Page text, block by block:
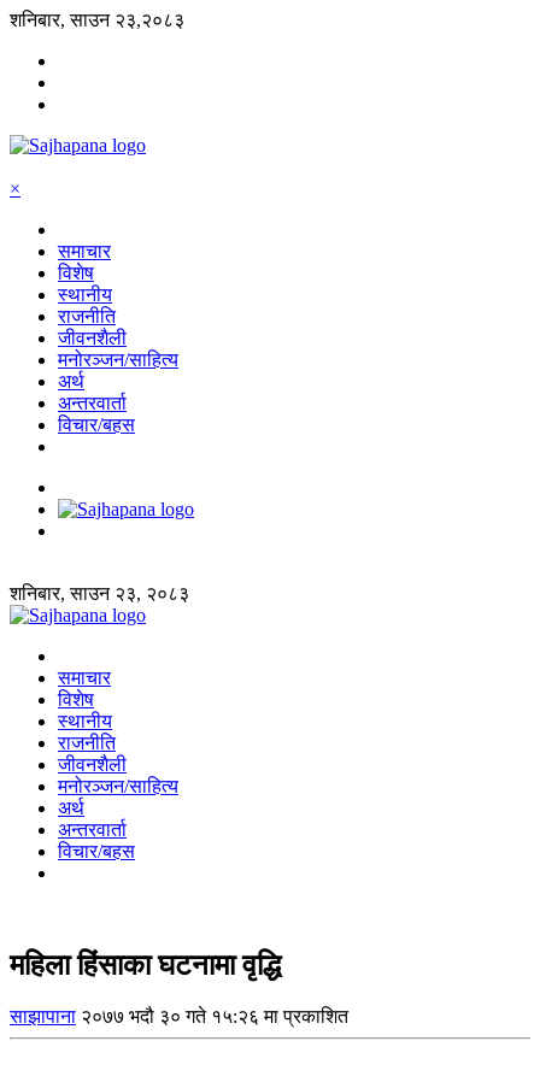
शनिबार, साउन २३,२०८३
×
समाचार
विशेष
स्थानीय
राजनीति
जीवनशैली
मनोरञ्जन/साहित्य
अर्थ
अन्तरवार्ता
विचार/बहस
शनिबार, साउन २३, २०८३
समाचार
विशेष
स्थानीय
राजनीति
जीवनशैली
मनोरञ्जन/साहित्य
अर्थ
अन्तरवार्ता
विचार/बहस
महिला हिंसाका घटनामा वृद्धि
साझापाना २०७७ भदौ ३० गते १५:२६ मा प्रकाशित